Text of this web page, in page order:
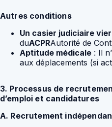
Autres conditions
Un casier judiciaire
duACPRAutorité de
Aptitude médicale : Il
aux déplacements (si
3. Processus de
d’emploi et candidatures
A. Recrutement